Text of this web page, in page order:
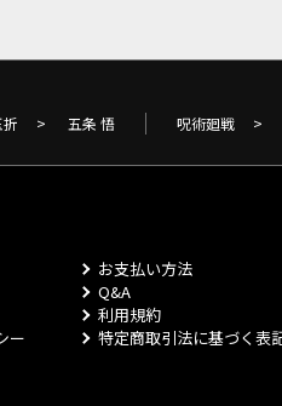
> 五条 悟 呪術廻戦 >
お支払い方法
Q&A
利用規約
ー
特定商取引法に基づく表